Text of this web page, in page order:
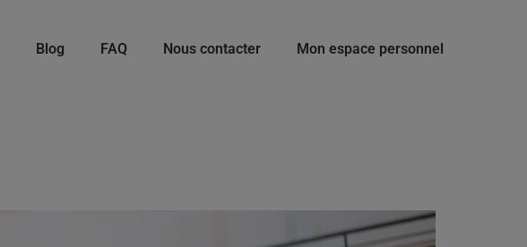
Blog FAQ Nous contacter Mon espace personnel